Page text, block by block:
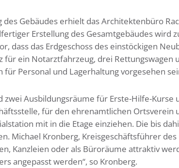
des Gebäudes erhielt das Architektenbüro
Erstellung des Gesamtgebäudes wird
dass das Erdgeschoss des einstöckigen
für ein Notarztfahrzeug, drei
Personal und Lagerhaltung vorgesehen
zwei Ausbildungsräume für Erste-Hilfe-
für den ehrenamtlichen Ortsverein
mit in die Etage einziehen. Die bis
Michael Kronberg, Kreisgeschäftsführer des
Kanzleien oder als Büroräume attraktiv
angepasst werden“, so Kronberg.